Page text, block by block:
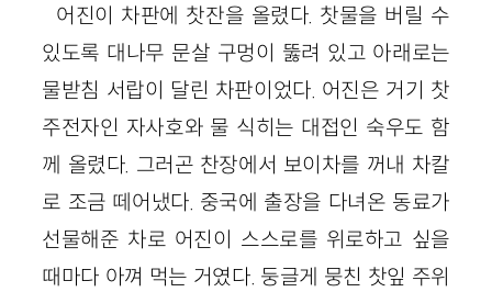
어진이 차판에 찻잔을 올렸다. 찻물을 버릴 수
있도록 대나무 문살 구멍이 뚫려 있고 아래로는
물받침 서랍이 달린 차판이었다. 어진은 거기 찻
주전자인 자사호와 물 식히는 대접인 숙우도 함
께 올렸다. 그러곤 찬장에서 보이차를 꺼내 차칼
로 조금 떼어냈다. 중국에 출장을 다녀온 동료가
선물해준 차로 어진이 스스로를 위로하고 싶을
때마다 아껴 먹는 거였다. 둥글게 뭉친 찻잎 주위